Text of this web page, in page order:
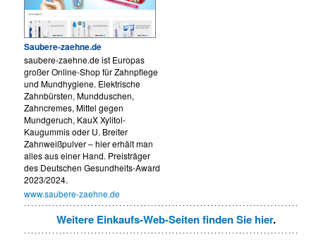
Saubere-zaehne.de
saubere-zaehne.de ist Europas
großer Online-Shop für Zahnpflege
und Mundhygiene. Elektrische
Zahnbürsten, Mundduschen,
Zahncremes, Mittel gegen
Mundgeruch, KauX Xylitol-
Kaugummis oder U. Breiter
Zahnweißpulver – hier erhält man
alles aus einer Hand. Preisträger
des Deutschen Gesundheits-Award
2023/2024.
www.saubere-zaehne.de
Weitere Einkaufs-Web-Seiten finden Sie hier.